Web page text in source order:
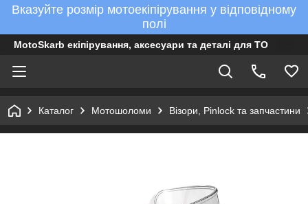
Вказуйте розмір мотоекіпірування у відповідному
полі
MotoSkarb екіпірування, аксесуари та деталі для ТО
Каталог Мотошоломи Візори, Pinlock та запчастини